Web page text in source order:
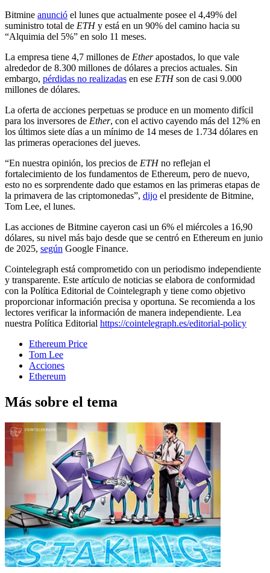
Bitmine anunció el lunes que actualmente posee el 4,49% del
suministro total de ETHy está en un 90% del camino hacia su
“Alquimia del 5%” en solo 11 meses.
La empresa tiene 4,7 millones de Etherapostados, lo que vale
alrededor de 8.300 millones de dólares a precios actuales. Sin
embargo, pérdidas no realizadas en ese ETHson de casi 9.000
millones de dólares.
La oferta de acciones perpetuas se produce en un momento difícil
para los inversores de Ether, con el activo cayendo más del 12% en
los últimos siete días a un mínimo de 14 meses de 1.734 dólares en
las primeras operaciones del jueves.
“En nuestra opinión, los precios de ETHno reflejan el
fortalecimiento de los fundamentos de Ethereum, pero de nuevo,
esto no es sorprendente dado que estamos en las primeras etapas de
la primavera de las criptomonedas”, dijo el presidente de Bitmine,
Tom Lee, el lunes.
Las acciones de Bitmine cayeron casi un 6% el miércoles a 16,90
dólares, su nivel más bajo desde que se centró en Ethereum en junio
de 2025, según Google Finance.
Cointelegraph está comprometido con un periodismo independiente
y transparente. Este artículo de noticias se elabora de conformidad
con la Política Editorial de Cointelegraph y tiene como objetivo
proporcionar información precisa y oportuna. Se recomienda a los
lectores verificar la información de manera independiente. Lea
nuestra Política Editorial https://cointelegraph.es/editorial-policy
Ethereum Price
Tom Lee
Acciones
Ethereum
Más sobre el tema